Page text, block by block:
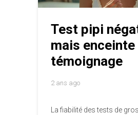
Test pipi
mais enceinte
témoignage
2 ans ago
La fiabilité des tests de